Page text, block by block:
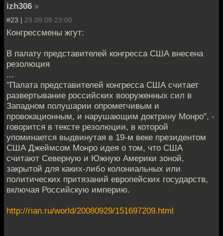
izh306 »
#23 | 29.09.08 23:00
Конгрессмены жгут:
В палату представителей конгресса США внесена
резолюция
...
"Палата представителей конгресса США считает
развертывание российских вооруженных сил в
Западном полушарии опрометчивым и
провокационным, и нарушающим доктрину Монро", -
говорится в тексте резолюции, в которой
упоминается выдвинутая в 19-м веке президентом
США Джеймсом Монро идея о том, что США
считают Северную и Южную Америки зоной,
закрытой для каких-либо колониальных или
политических притязаний европейских государств,
включая Российскую империю.
http://rian.ru/world/20080929/151697209.html